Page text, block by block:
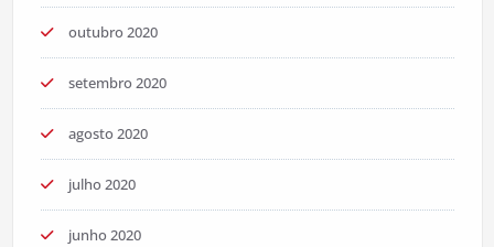
outubro 2020
setembro 2020
agosto 2020
julho 2020
junho 2020